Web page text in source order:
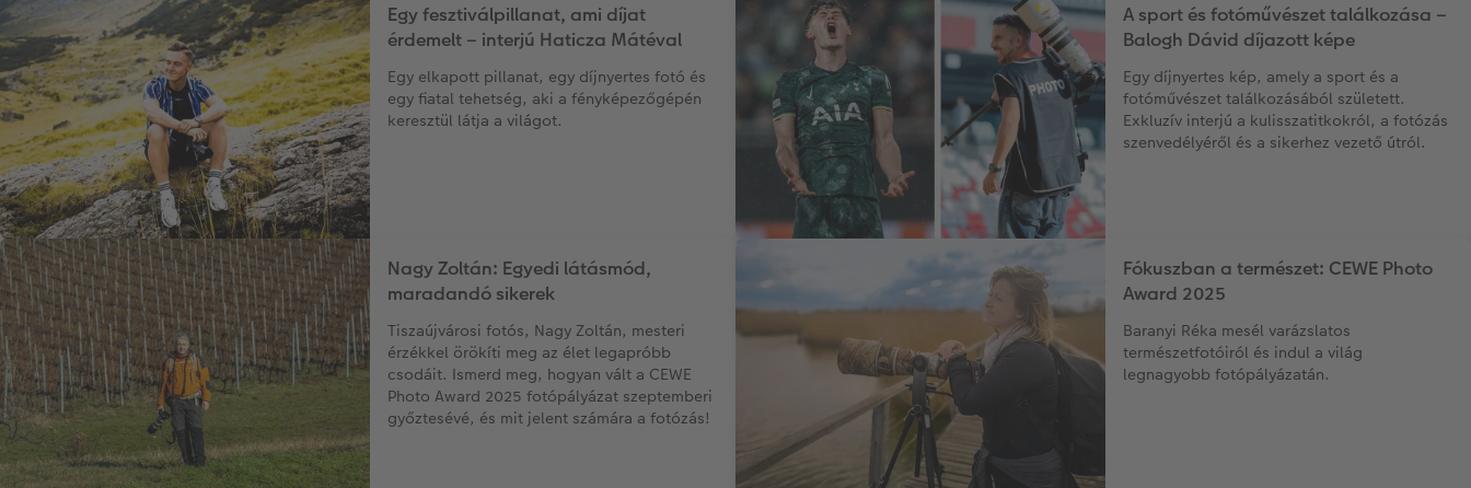
Egy fesztiválpillanat, ami díjat
érdemelt – interjú Haticza Mátéval
Egy elkapott pillanat, egy díjnyertes fotó és
egy fiatal tehetség, aki a fényképezőgépén
keresztül látja a világot.
A sport és fotóművészet találkozása –
Balogh Dávid díjazott képe
Egy díjnyertes kép, amely a sport és a
fotóművészet találkozásából született.
Exkluzív interjú a kulisszatitkokról, a fotózás
szenvedélyéről és a sikerhez vezető útról.
Nagy Zoltán: Egyedi látásmód,
maradandó sikerek
Tiszaújvárosi fotós, Nagy Zoltán, mesteri
érzékkel örökíti meg az élet legapróbb
csodáit. Ismerd meg, hogyan vált a CEWE
Photo Award 2025 fotópályázat szeptemberi
győztesévé, és mit jelent számára a fotózás!
Fókuszban a természet: CEWE Photo
Award 2025
Baranyi Réka mesél varázslatos
természetfotóiról és indul a világ
legnagyobb fotópályázatán.